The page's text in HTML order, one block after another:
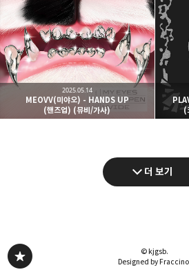
MEOVV(미야오) - HANDS UP
(핸즈업) (뮤비/가사)
2025.05.14
(
더 보기
© kjgsb.
Designed by